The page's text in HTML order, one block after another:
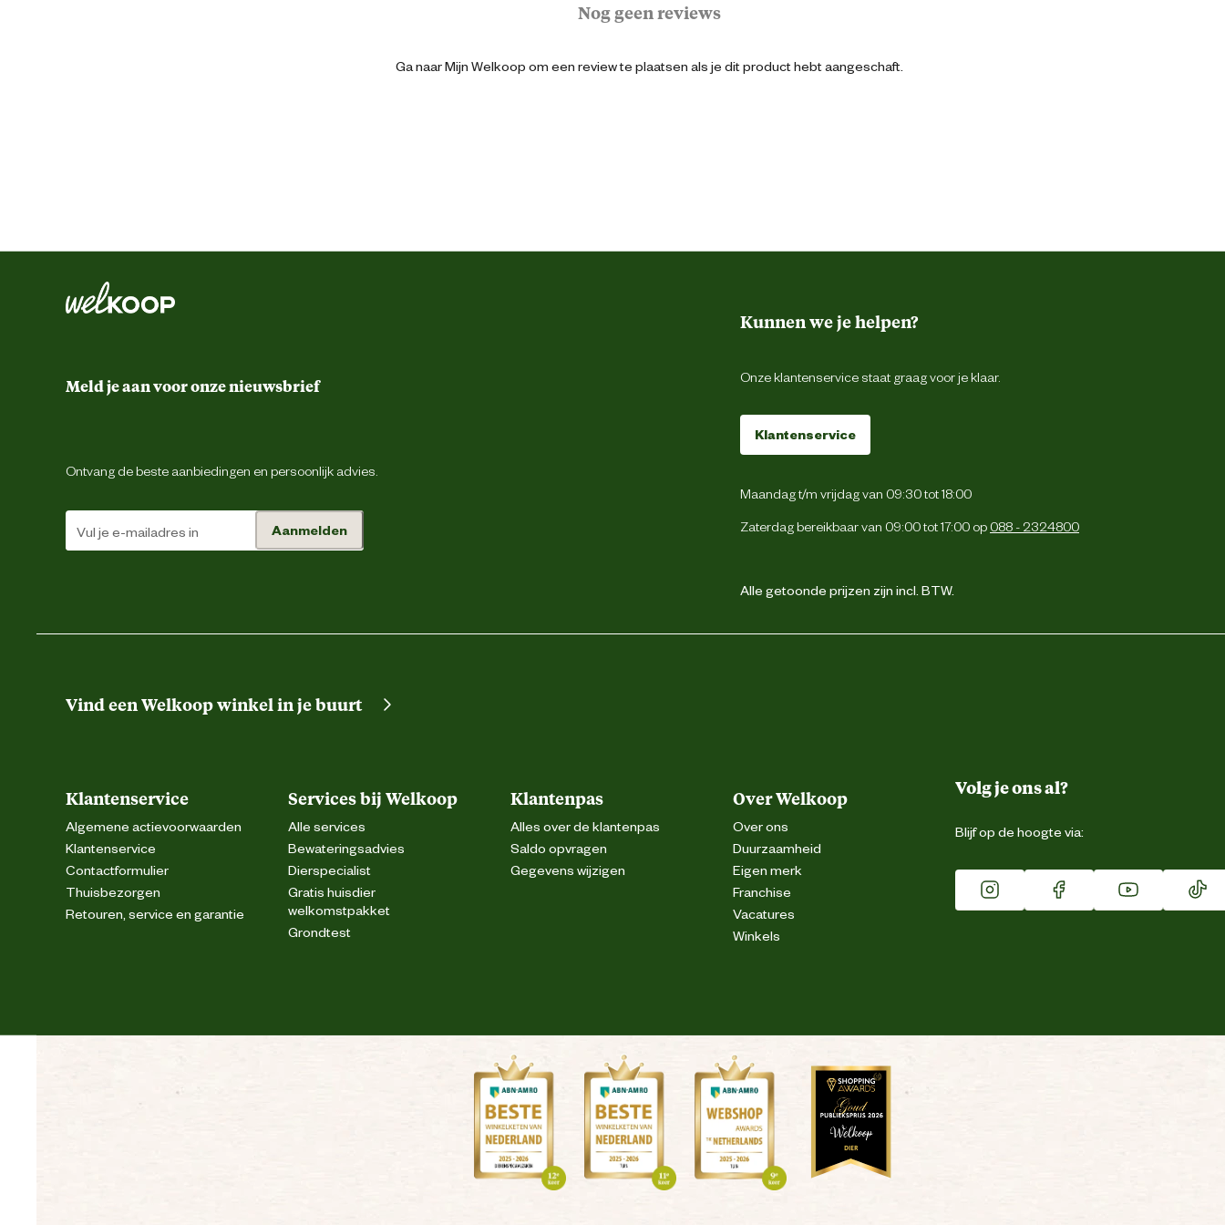
Verantwoordelijke marktdeelnemer (EU)
Verantwoordelijke marktdeelnemer naam
Nog geen reviews
Ga naar Mijn Welkoop om een review te plaatsen als je dit product hebt aangeschaft.
Meld je aan voor onze nieuwsbrief
Ontvang de beste aanbiedingen en persoonlijk advies.
Aanmelden
Kunnen we je helpen?
Onze klantenservice staat graag voor je klaar.
Klantenservice
Maandag t/m vrijdag van 09:30 tot 18:00
Zaterdag bereikbaar van 09:00 tot 17:00 op 088 - 2324800
Alle getoonde prijzen zijn incl. BTW.
Vind een Welkoop winkel in je buurt
Klantenservice
Algemene actievoorwaarden
Klantenservice
Contactformulier
Thuisbezorgen
Retouren, service en garantie
Services bij Welkoop
Alle services
Bewateringsadvies
Dierspecialist
Gratis huisdier
welkomstpakket
Grondtest
Klantenpas
Alles over de klantenpas
Saldo opvragen
Gegevens wijzigen
Over Welkoop
Over ons
Duurzaamheid
Eigen merk
Franchise
Vacatures
Winkels
Volg je ons al?
Blijf op de hoogte via: